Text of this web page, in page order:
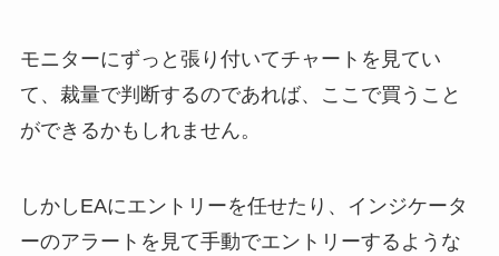
モニターにずっと張り付いてチャートを見てい
て、裁量で判断するのであれば、ここで買うこと
ができるかもしれません。
しかしEAにエントリーを任せたり、インジケータ
ーのアラートを見て手動でエントリーするような